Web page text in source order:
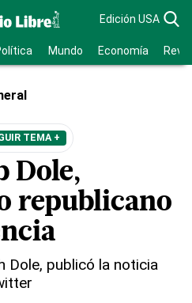
Edición USA
Mundo Economía
TEMA +
Dole,
republicano
Dole, publicó la noticia